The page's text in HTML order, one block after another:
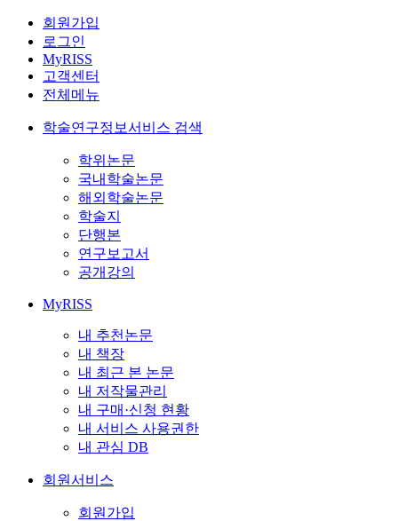
회원가입
로그인
MyRISS
고객센터
전체메뉴
학술연구정보서비스 검색
학위논문
국내학술논문
해외학술논문
학술지
단행본
연구보고서
공개강의
MyRISS
내 추천논문
내 책장
내 최근 본 논문
내 저작물관리
내 구매·신청 현황
내 서비스 사용권한
내 관심 DB
회원서비스
회원가입